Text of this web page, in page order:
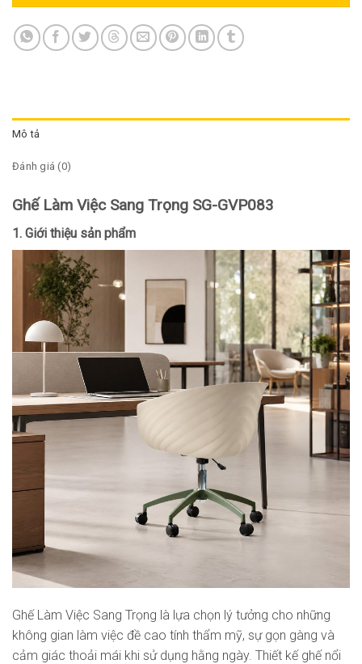
Mô tả
Đánh giá (0)
Ghế Làm Việc Sang Trọng SG-GVP083
1. Giới thiệu sản phẩm
Ghế Làm Việc Sang Trọng là lựa chọn lý tưởng cho những
không gian làm việc đề cao tính thẩm mỹ, sự gọn gàng và
cảm giác thoải mái khi sử dụng hằng ngày. Thiết kế ghế nổi